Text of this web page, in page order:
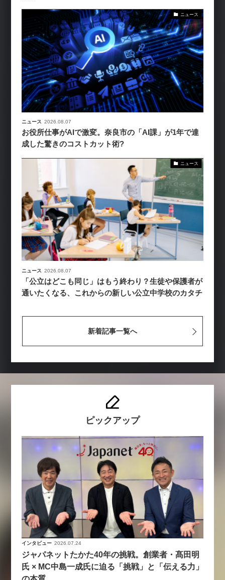
ニュース
ニュース 2026.08.07
お役所仕事がAIで激変。奈良市の「AI課」が1年で達
成した驚きのコストカット術?
ニュース
ニュース 2026.08.07
「公立はどこも同じ」はもう終わり？生徒や保護者が
通いたくなる、これからの新しい公立中学校のカタチ
新着記事一覧へ
ピックアップ
インタビュー 2026.07.24
ジャパネットたかた40年の挑戦。創業者・髙田明
氏 × MC中島一成氏に迫る「挑戦」と「伝える力」